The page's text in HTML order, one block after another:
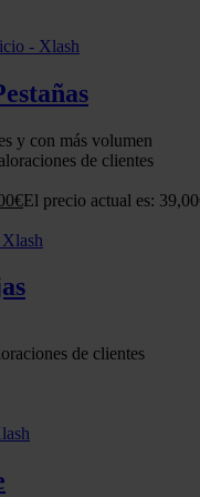
y con más volumen
de clientes
€El precio actual es:
de clientes